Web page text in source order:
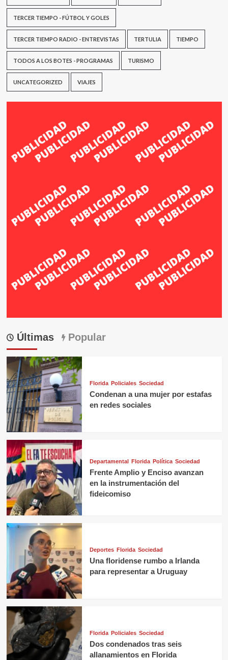
TERCER TIEMPO - FÚTBOL Y GOLES
TERCER TIEMPO RADIO - ENTREVISTAS TERTULIA TIEMPO
TODOS A LOS BOTES - PROGRAMAS TURISMO
UNCATEGORIZED VIAJES
Últimas Popular
Florida Policiales Sociedad
Condenan a una mujer por estafas
en redes sociales
Departamental Florida Política Sociedad
Frente Amplio y Enciso avanzan
en la instrumentación del
fideicomiso
Deportes Florida Sociedad
Una floridense rumbo a Irlanda
para representar a Uruguay
Florida Policiales Sociedad
Dos condenados tras seis
allanamientos en Florida